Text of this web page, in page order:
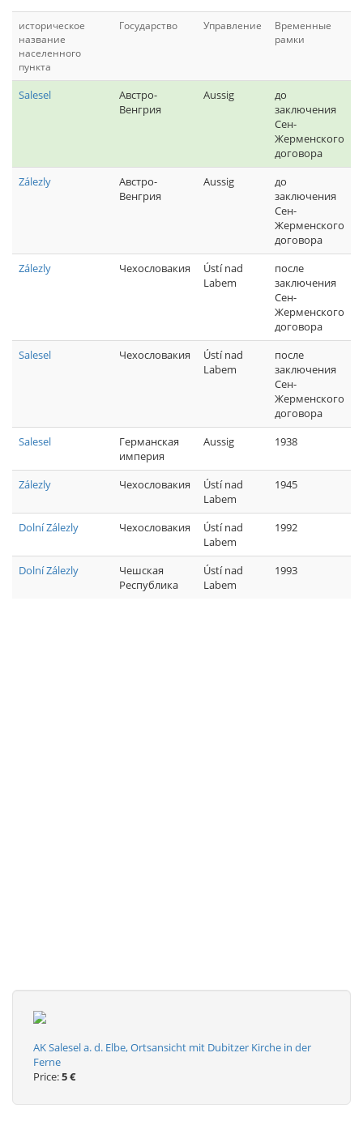
историческое
название
населенного
пункта
Государство Управление
Временные
рамки
Salesel
Австро-
Венгрия
Aussig
до
заключения
Сен-
Жерменского
договора
Zálezly
Австро-
Венгрия
Aussig
до
заключения
Сен-
Жерменского
договора
Zálezly
Чехословакия
Ústí nad
Labem
после
заключения
Сен-
Жерменского
договора
Salesel
Чехословакия
Ústí nad
Labem
после
заключения
Сен-
Жерменского
договора
Salesel
Германская
империя
Aussig 1938
Zálezly Чехословакия
Ústí nad
Labem
1945
Dolní Zálezly Чехословакия
Ústí nad
Labem
1992
Dolní Zálezly
Чешская
Республика
Ústí nad
Labem
1993
AK Salesel a. d. Elbe, Ortsansicht mit Dubitzer Kirche in der
Ferne
Price:5 €